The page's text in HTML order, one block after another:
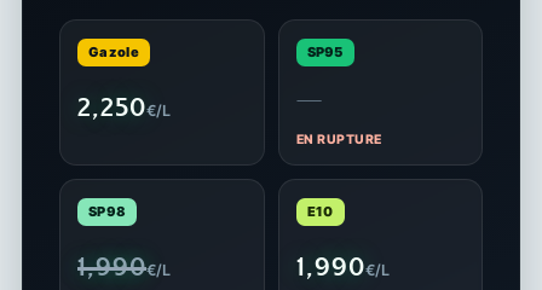
Gazole
2,250€/L
SP95
—
EN RUPTURE
SP98
1,990€/L
E10
1,990€/L